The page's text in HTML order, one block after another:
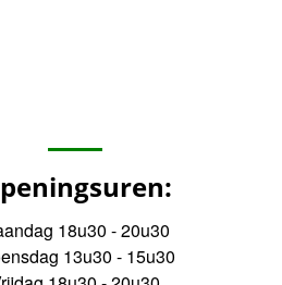
18u30 - 20u30
13u30 - 15u30